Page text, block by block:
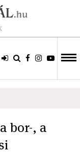
bor-, a